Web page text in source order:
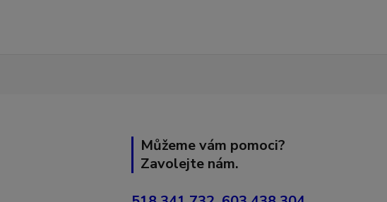
Můžeme vám pomoci?
Zavolejte nám.